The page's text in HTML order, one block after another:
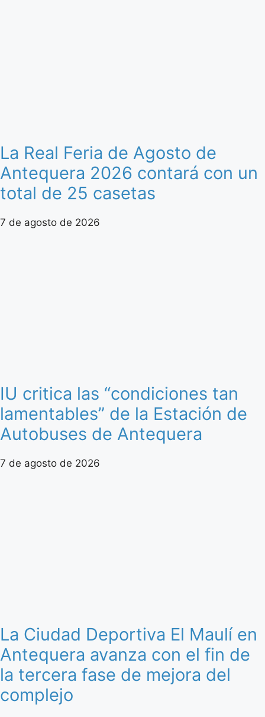
La Real Feria de Agosto de
Antequera 2026 contará con un
total de 25 casetas
7 de agosto de 2026
IU critica las “condiciones tan
lamentables” de la Estación de
Autobuses de Antequera
7 de agosto de 2026
La Ciudad Deportiva El Maulí en
Antequera avanza con el fin de
la tercera fase de mejora del
complejo